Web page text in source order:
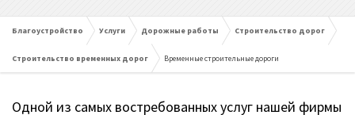
Благоустройство Услуги Дорожные работы Строительство дорог
Строительство временных дорог Временные строительные дороги
Одной из самых востребованных услуг нашей фирмы